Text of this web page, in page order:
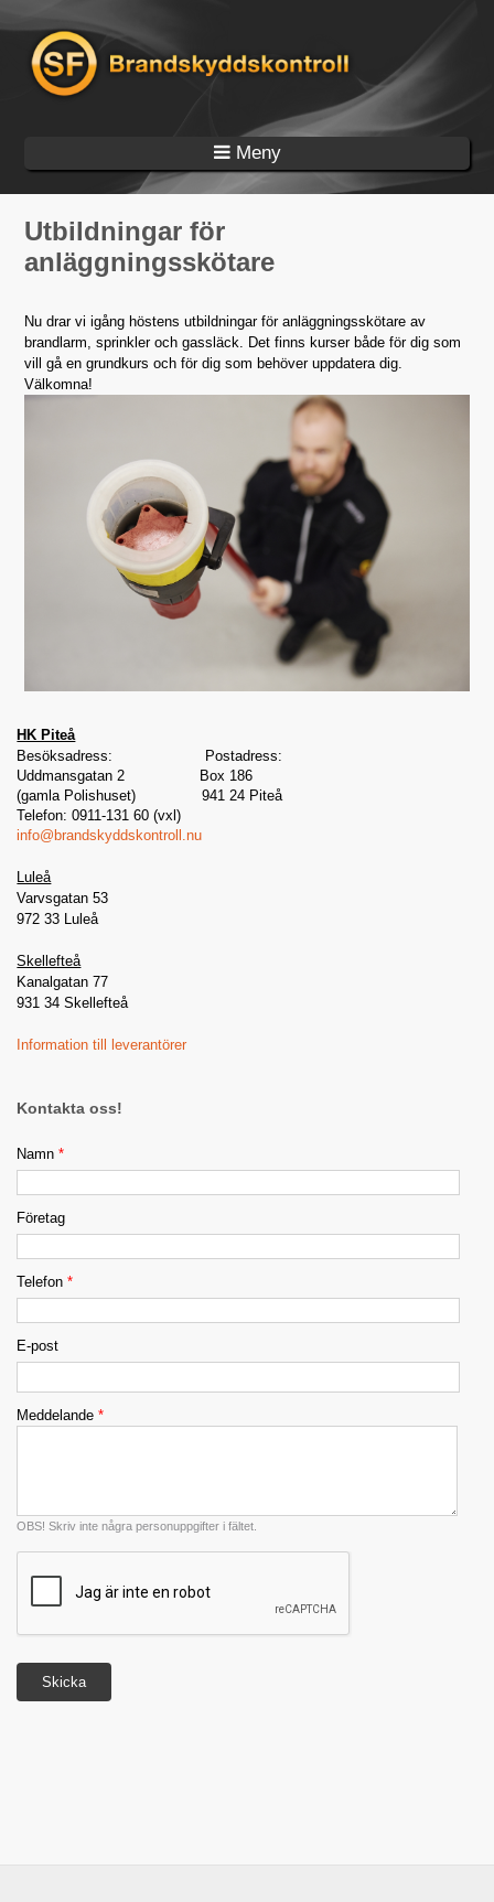
Utbildningar för
anläggningsskötare
Nu drar vi igång höstens utbildningar för anläggningsskötare av
brandlarm, sprinkler och gassläck. Det finns kurser både för dig som
vill gå en grundkurs och för dig som behöver uppdatera dig.
Välkomna!
HK Piteå
Besöksadress: Postadress:
Uddmansgatan 2 Box 186
(gamla Polishuset) 941 24 Piteå
Telefon: 0911-131 60 (vxl)
info@brandskyddskontroll.nu
Luleå
Varvsgatan 53
972 33 Luleå
Skellefteå
Kanalgatan 77
931 34 Skellefteå
Information till leverantörer
Kontakta oss!
Namn*
Företag
Telefon*
E-post
Meddelande*
OBS! Skriv inte några personuppgifter i fältet.